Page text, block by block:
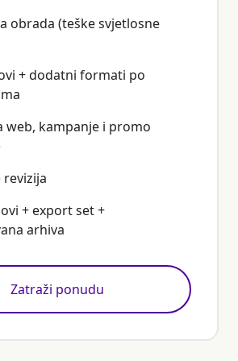
obrada (teške svjetlosne
+ dodatni formati po
web, kampanje i promo
revizija
+ export set +
arhiva
Zatraži ponudu